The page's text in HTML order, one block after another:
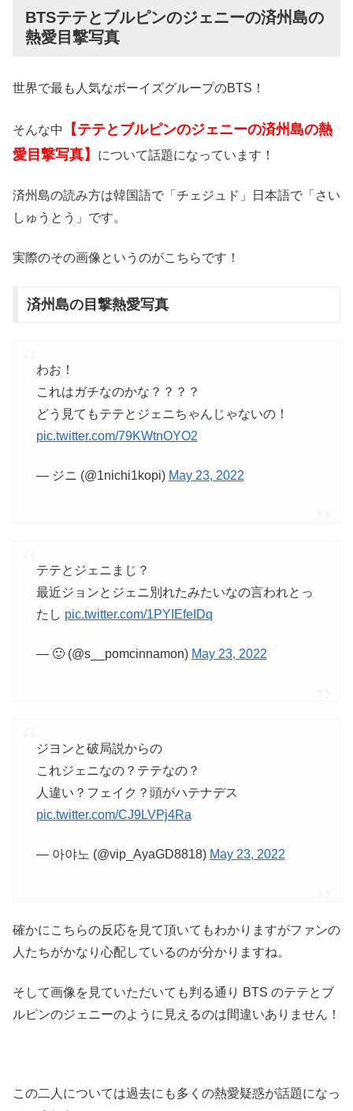
BTSテテとブルピンのジェニーの済州島の
熱愛目撃写真
世界で最も人気なボーイズグループのBTS！
そんな中
【テテとブルピンのジェニーの済州島の熱
愛目撃写真】
について話題になっています！
済州島の読み方は韓国語で「チェジュド」日本語で「さい
しゅうとう」です。
実際のその画像というのがこちらです！
済州島の目撃熱愛写真
わお！
これはガチなのかな？？？？
どう見てもテテとジェニちゃんじゃないの！
pic.twitter.com/79KWtnOYO2
— ジニ (@1nichi1kopi) May 23, 2022
テテとジェニまじ？
最近ジョンとジェニ別れたみたいなの言われとっ
たし pic.twitter.com/1PYIEfeIDq
— 🙂 (@s__pomcinnamon) May 23, 2022
ジヨンと破局説からの
これジェニなの？テテなの？
人違い？フェイク？頭がハテナデス
pic.twitter.com/CJ9LVPj4Ra
— 아야노 (@vip_AyaGD8818) May 23, 2022
確かにこちらの反応を見て頂いてもわかりますがファンの
人たちがかなり心配しているのが分かりますね。
そして画像を見ていただいても判る通り BTS のテテとブ
ルピンのジェニーのように見えるのは間違いありません！
この二人については過去にも多くの熱愛疑惑が話題になっ